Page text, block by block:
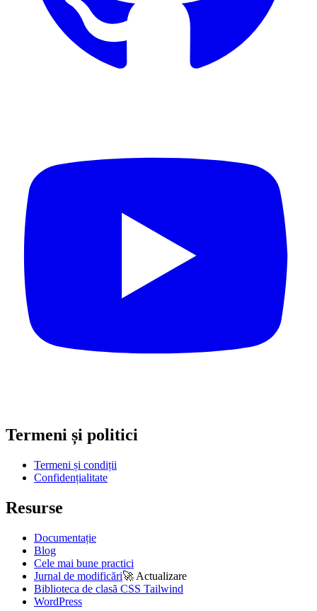
Termeni și politici
Termeni și condiții
Confidențialitate
Resurse
Documentație
Blog
Cele mai bune practici
Jurnal de modificări🚀 Actualizare
Biblioteca de clasă CSS Tailwind
WordPress